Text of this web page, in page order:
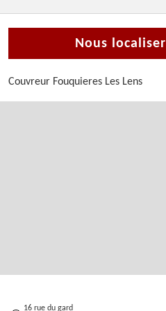
Nous localiser
Couvreur Fouquieres Les Lens
16 rue du gard